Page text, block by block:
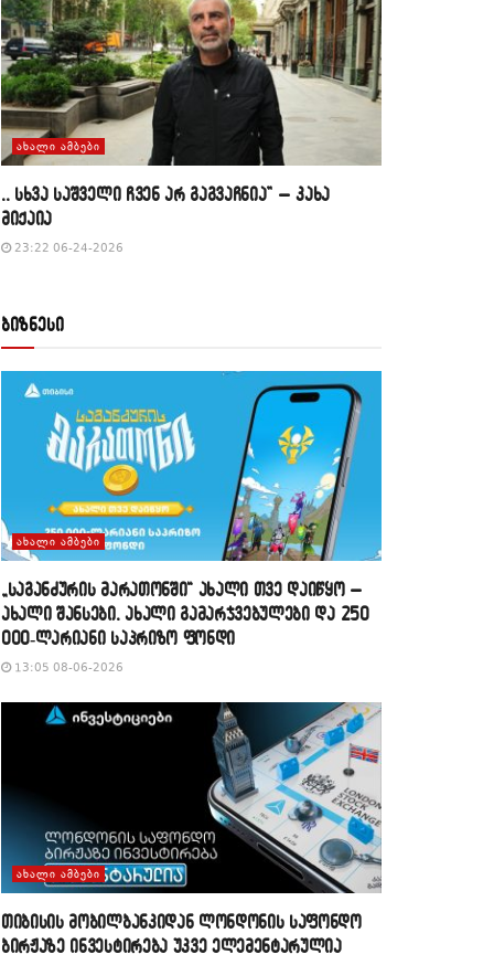
ᲐᲮᲐᲚᲘ ᲐᲛᲑᲔᲑᲘ
,, სხვა საშველი ჩვენ არ გაგვაჩნია” – კახა
მიქაია
23:22 06-24-2026
ბიზნესი
ᲐᲮᲐᲚᲘ ᲐᲛᲑᲔᲑᲘ
„საგანძურის მარათონში“ ახალი თვე დაიწყო –
ახალი შანსები, ახალი გამარჯვებულები და 250
000-ლარიანი საპრიზო ფონდი
13:05 08-06-2026
ᲐᲮᲐᲚᲘ ᲐᲛᲑᲔᲑᲘ
თიბისის მობილბანკიდან ლონდონის საფონდო
ბირჟაზე ინვესტირება უკვე ელემენტარულია